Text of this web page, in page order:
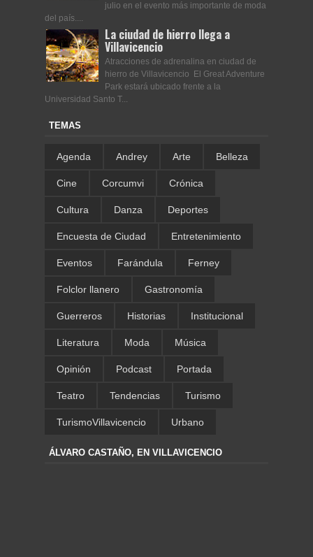
julio en el evento más importante de moda
del país....
La ciudad de hierro llega a
Villavicencio
Atracciones de adrenalina en ciudad de
hierro de Villavicencio El Great Adventure
Park estará ubicado frente a la
Universidad Santo T...
TEMAS
Agenda Andrey Arte Belleza
Cine Corcumvi Crónica
Cultura Danza Deportes
Encuesta de Ciudad Entretenimiento
Eventos Farándula Ferney
Folclor llanero Gastronomía
Guerreros Historias Institucional
Literatura Moda Música
Opinión Podcast Portada
Teatro Tendencias Turismo
TurismoVillavicencio Urbano
ÁLVARO CASTAÑO, EN VILLAVICENCIO